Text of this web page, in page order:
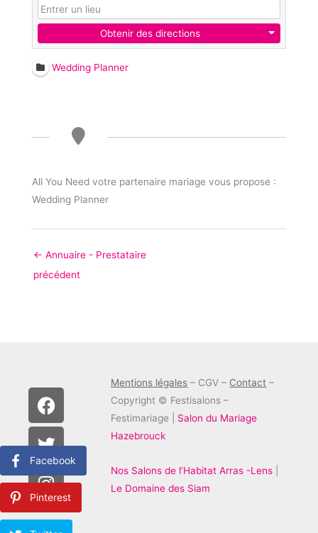
Obtenir des directions
Wedding Planner
All You Need votre partenaire mariage vous propose :
Wedding Planner
← Annuaire - Prestataire
précédent
F
a
c
e
b
o
o
k
T
w
i
t
t
e
r
I
n
s
t
a
g
r
a
Mentions légales – CGV – Contact –
Copyright © Festisalons –
Festimariage | Salon du Mariage
Hazebrouck
Nos Salons de l’Habitat Arras -Lens
Le Domaine des Siam
Facebook
Pinterest